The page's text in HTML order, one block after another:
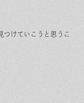
つけていこうと思うこ